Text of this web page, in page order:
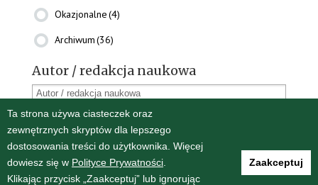
Ta strona używa ciasteczek oraz
zewnętrznych skryptów dla lepszego
dostosowania treści do użytkownika. Więcej
dowiesz się w Polityce Prywatności
Klikając przycisk „Zaakceptuj” lub ignorując
Zaakceptuj
Okazjonalne(4)
Archiwum(36)
Autor / redakcja naukowa
Oprawa
Miękka(110)
Twarda(9)